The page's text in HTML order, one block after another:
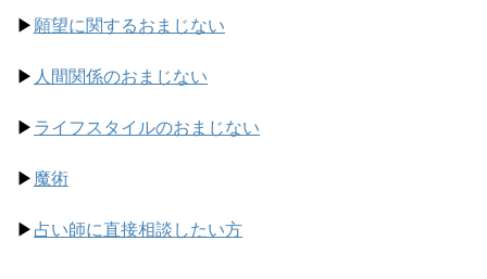
▶︎ 願望に関するおまじない
▶︎ 人間関係のおまじない
▶︎ ライフスタイルのおまじない
▶︎ 魔術
▶︎ 占い師に直接相談したい方